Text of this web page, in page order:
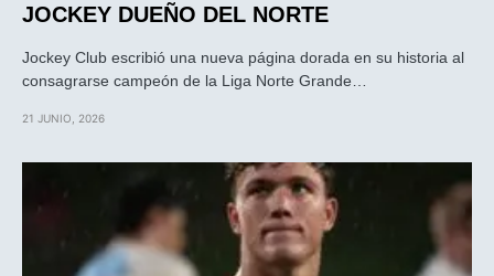
JOCKEY DUEÑO DEL NORTE
Jockey Club escribió una nueva página dorada en su historia al
consagrarse campeón de la Liga Norte Grande…
21 JUNIO, 2026